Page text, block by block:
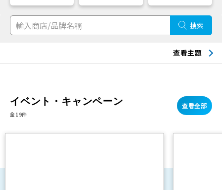
搜索
查看主題
イベント・キャンペーン
全19件
查看全部